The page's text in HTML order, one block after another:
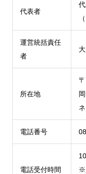
代表者
運営統括責任
者
所在地
電話番号
電話受付時間
※